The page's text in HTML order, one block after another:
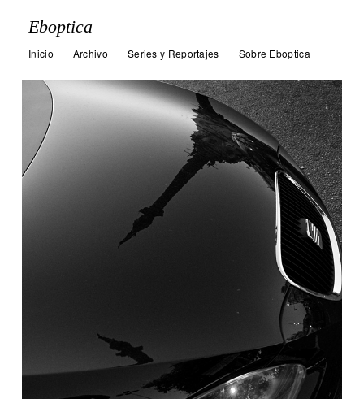
Eboptica
Inicio Archivo Series y Reportajes Sobre Eboptica